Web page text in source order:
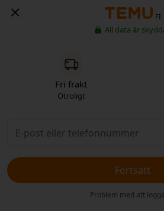
FI
All data är
Fri frakt
Otroligt
Fortsätt
Problem med att